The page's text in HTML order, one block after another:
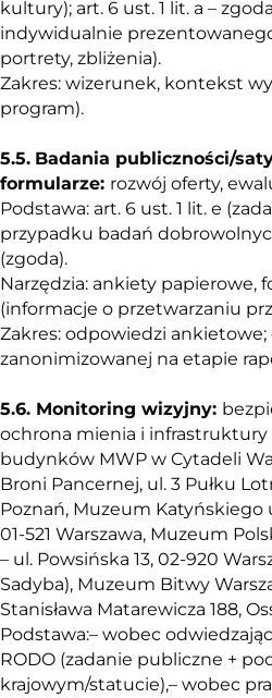
kultury); art. 6 ust. 1 lit. a –
indywidualnie
portrety, zbliżenia).
Zakres: wizerunek, kontekst
program).
5.5. Badania publiczności/
formularze: rozwój oferty,
Podstawa: art. 6 ust. 1 lit. e
przypadku badań
(zgoda).
Narzędzia: ankiety papierowe,
(informacje o przetwarzaniu
Zakres: odpowiedzi ankietowe;
zanonimizowanej na etapie
5.6. Monitoring wizyjny:
ochrona mienia i infrastruktury
budynków MWP w Cytadeli
Broni Pancernej, ul. 3 Pułku
Poznań, Muzeum Katyńskiego
01-521 Warszawa, Muzeum
– ul. Powsińska 13, 02-920
Sadyba), Muzeum Bitwy
Stanisława Matarewicza 188,
Podstawa:– wobec
RODO (zadanie publiczne +
krajowym/statucie),– wobec